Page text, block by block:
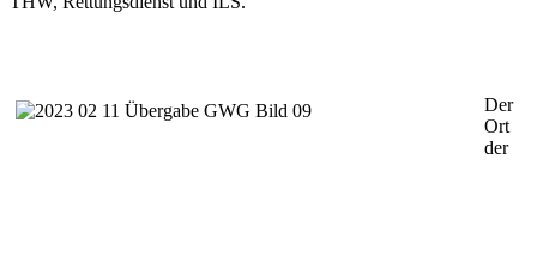
Der
Ort
der